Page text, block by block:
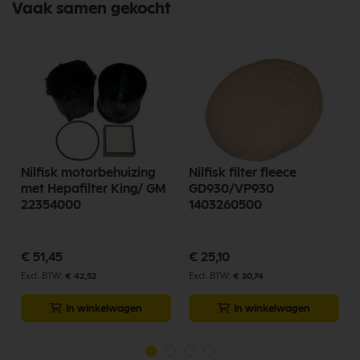
Vaak samen gekocht
Nilfisk motorbehuizing
met Hepafilter King/ GM
22354000
€ 51,45
€ 42,52
In winkelwagen
Nilfisk filter fleece
GD930/VP930
1403260500
€ 25,10
€ 20,74
In winkelwagen